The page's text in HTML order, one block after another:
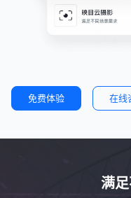
免费体验 在线
满